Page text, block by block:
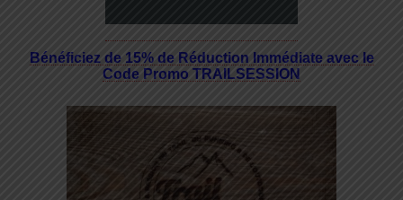
Bénéficiez de 15% de Réduction Immédiate avec le
Code Promo TRAILSESSION